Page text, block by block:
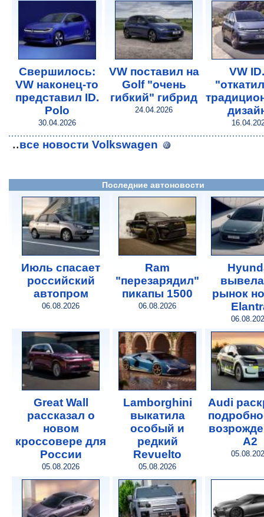
Свершилось:
VW наконец-то
представил ID.
Polo
30.04.2026
VW поставил на
Golf "очень
гибкий" гибрид
24.04.2026
VW
..все новости Volkswagen
Последние автоновости
Июль спасает
российский
автопром
06.08.2026
Ram
"перезарядил"
пикапы 1500
06.08.2026
рынок
Great Wall
рассказал о
новом
кроссовере для
России
05.08.2026
Lamborghini
выкатила
особый и
редкий
Revuelto
05.08.2026
Audi
A2